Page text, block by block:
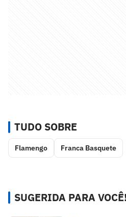
TUDO SOBRE
Flamengo Franca Basquete
SUGERIDA PARA VOCÊ!